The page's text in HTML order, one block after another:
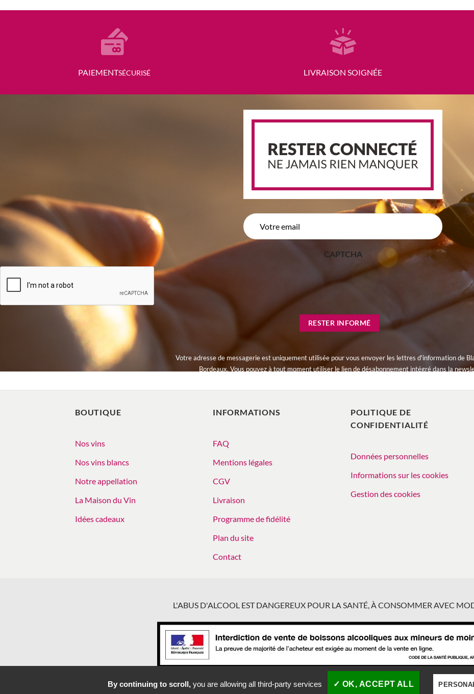
PAIEMENTSÉCURISÉ LIVRAISON SOIGNÉE
E-
CAPTCHA
RESTER INFORMÉ
Votre adresse de messagerie est uniquement utilisée pour vous envoyer les lettres d'information de
Bordeaux. Vous pouvez à tout moment utiliser le lien de désabonnement intégré dans la
BOUTIQUE
Nos vins
Nos vins blancs
Notre appellation
La Maison du Vin
Idées cadeaux
INFORMATIONS
FAQ
Mentions légales
CGV
Livraison
Programme de fidélité
Plan du site
Contact
POLITIQUE DE
CONFIDENTIALITÉ
Données personnelles
Informations sur les cookies
Gestion des cookies
L'ABUS D'ALCOOL EST DANGEREUX POUR LA SANTÉ, À CONSOMMER AVEC
PAIEMENT SÉCURISÉ -
By continuing to scroll,you are allowing all third-party services ✓ OK, ACCEPT ALL